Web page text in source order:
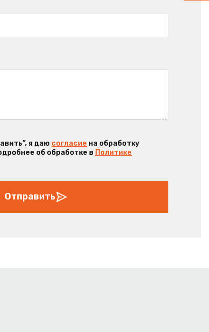
я даю согласие на обработку
об обработке в Политике
Отправить